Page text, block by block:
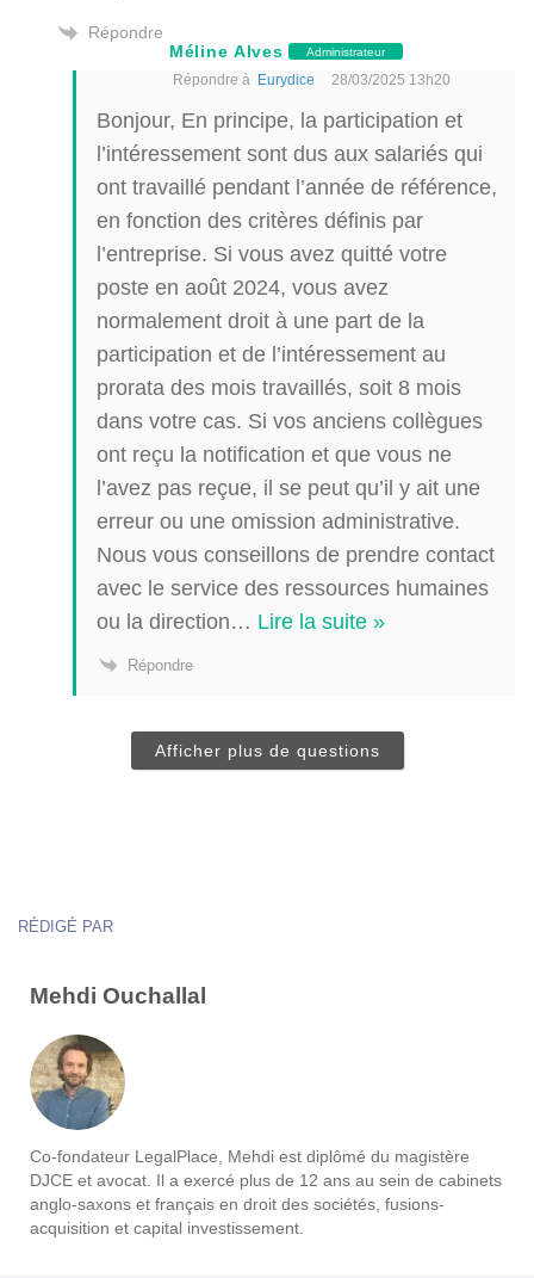
Répondre
Méline Alves
Administrateur
Répondre à Eurydice 28/03/2025 13h20
Bonjour, En principe, la participation et
l’intéressement sont dus aux salariés qui
ont travaillé pendant l’année de référence,
en fonction des critères définis par
l’entreprise. Si vous avez quitté votre
poste en août 2024, vous avez
normalement droit à une part de la
participation et de l’intéressement au
prorata des mois travaillés, soit 8 mois
dans votre cas. Si vos anciens collègues
ont reçu la notification et que vous ne
l’avez pas reçue, il se peut qu’il y ait une
erreur ou une omission administrative.
Nous vous conseillons de prendre contact
avec le service des ressources humaines
ou la direction… Lire la suite »
Répondre
Afficher plus de questions
RÉDIGÉ PAR
Mehdi Ouchallal
Co-fondateur LegalPlace, Mehdi est diplômé du magistère
DJCE et avocat. Il a exercé plus de 12 ans au sein de cabinets
anglo-saxons et français en droit des sociétés, fusions-
acquisition et capital investissement.